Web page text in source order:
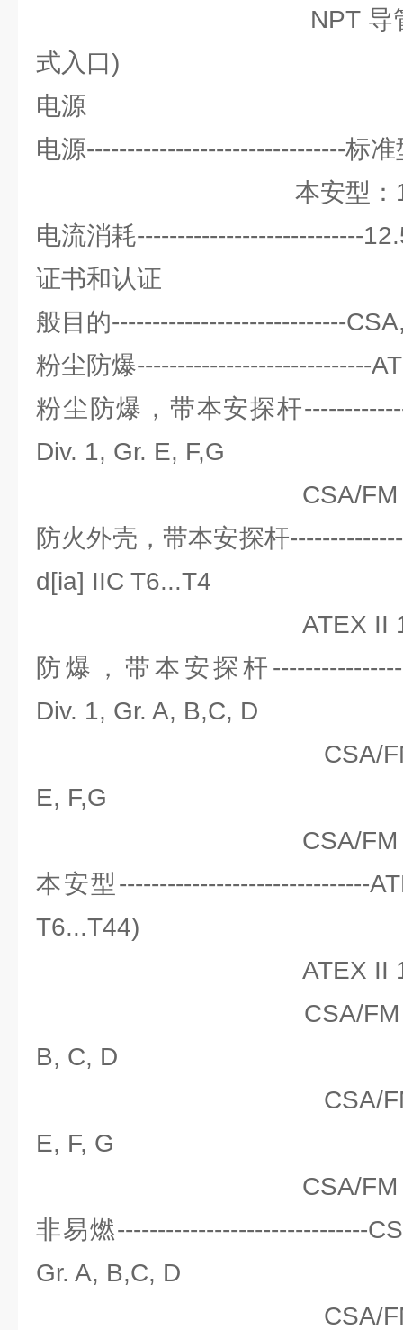
NPT 导管 入 口
式入口)
电源
电源--------------------------------标
本安型：12 ~
电流消耗----------------------------
证书和认证
般目的-----------------------------
粉尘防爆-----------------------------
粉尘防爆，带本安探杆
Div. 1, Gr. E, F,G
CSA/FM
防火外壳，带本安探杆
d[ia] IIC T6...T4
ATEX II 1/2 D
防爆，带本安探杆
Div. 1, Gr. A, B,C, D
CSA/FM Class
E, F,G
CSA/FM
本安型-------------------------------
T6...T44)
ATEX II 1/2 D
CSA/FM Class I,
B, C, D
CSA/FM Class
E, F, G
CSA/FM
非易燃-------------------------------
Gr. A, B,C, D
CSA/FM Class